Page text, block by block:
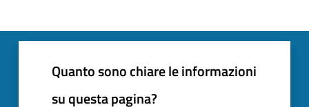
Quanto sono chiare le informazioni
su questa pagina?